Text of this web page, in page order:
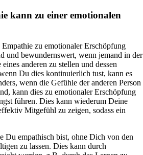
kann zu einer emotionalen
zu emotionaler Erschöpfung
und bewundernswert, wenn jemand in der
anderen zu stellen und dessen
Du dies kontinuierlich tust, kann es
wenn die Gefühle der anderen Person
kann dies zu emotionaler Erschöpfung
führen. Dies kann wiederum Deine
Mitgefühl zu zeigen, sodass ein
Du empathisch bist, ohne Dich von den
zu lassen. Dies kann durch